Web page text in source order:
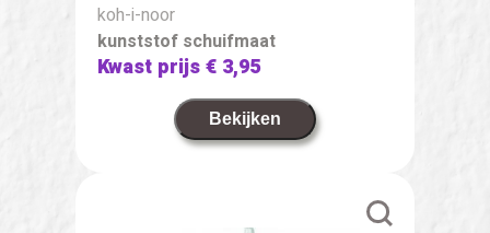
koh-i-noor
kunststof schuifmaat
Kwast prijs€ 3,95
Bekijken